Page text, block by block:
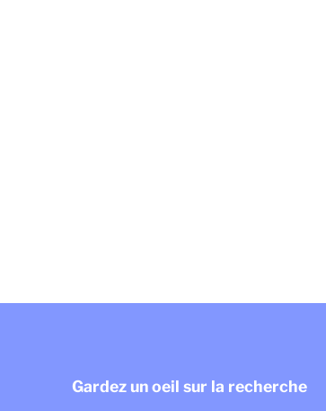
Gardez un oeil sur la recherche